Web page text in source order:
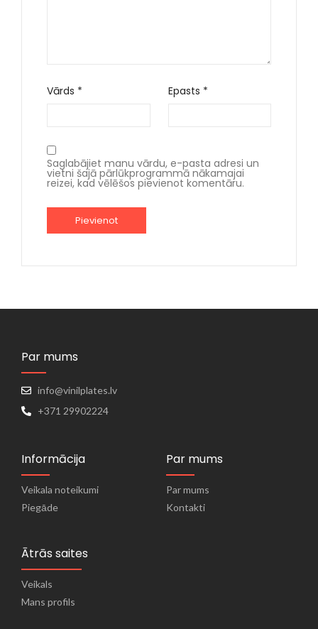
Vārds * Epasts *
Saglabājiet manu vārdu, e-pasta adresi un
vietni šajā pārlūkprogrammā nākamajai
reizei, kad vēlēšos pievienot komentāru.
Par mums
info@vinilplates.lv
+371 29902224
Informācija
Veikala noteikumi
Piegāde
Par mums
Par mums
Kontakti
Ātrās saites
Veikals
Mans profils